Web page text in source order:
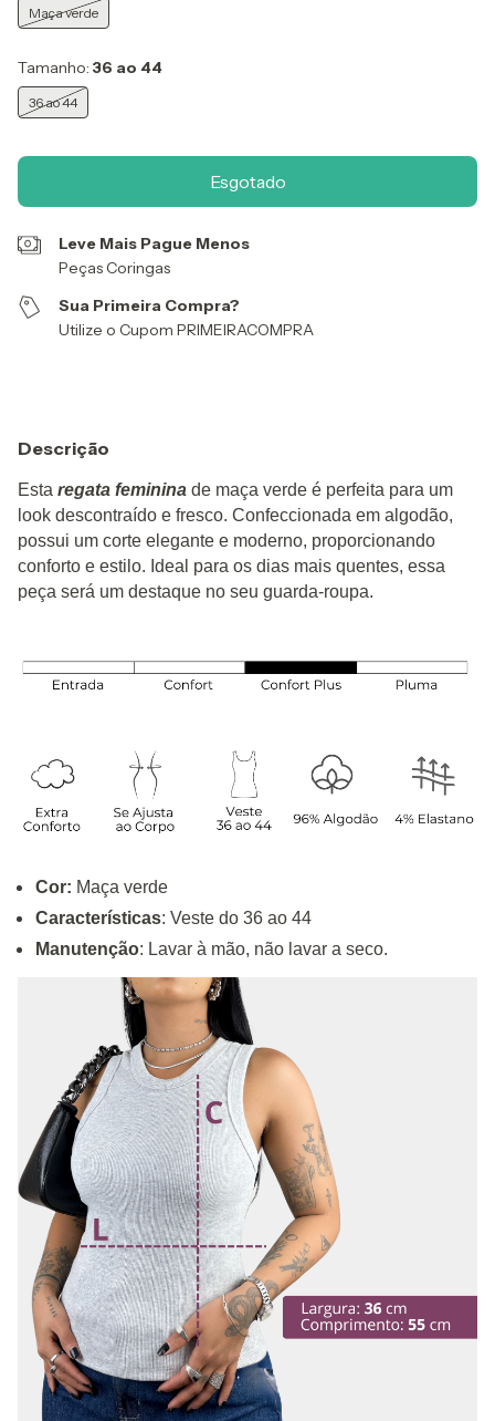
Maça verde
Tamanho: 36 ao 44
36 ao 44
Leve Mais Pague Menos
Peças Coringas
Sua Primeira Compra?
Utilize o Cupom PRIMEIRACOMPRA
Descrição
Esta regata feminina de maça verde é perfeita para um
look descontraído e fresco. Confeccionada em algodão,
possui um corte elegante e moderno, proporcionando
conforto e estilo. Ideal para os dias mais quentes, essa
peça será um destaque no seu guarda-roupa.
Cor: Maça verde
Características: Veste do 36 ao 44
Manutenção: Lavar à mão, não lavar a seco.